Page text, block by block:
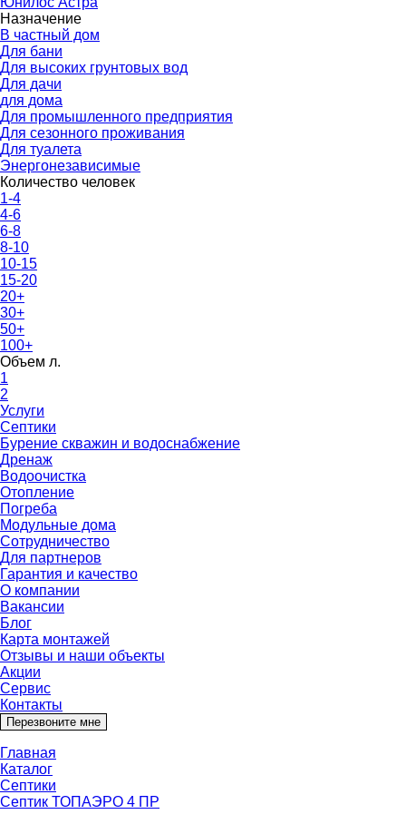
Назначение
В частный дом
Для бани
Для высоких грунтовых вод
Для дачи
для дома
Для промышленного предприятия
Для сезонного проживания
Для туалета
Энергонезависимые
Количество человек
1-4
4-6
6-8
8-10
10-15
15-20
20+
30+
50+
100+
Объем л.
1
2
Услуги
Септики
Бурение скважин и водоснабжение
Дренаж
Водоочистка
Отопление
Погреба
Модульные дома
Сотрудничество
Для партнеров
Гарантия и качество
О компании
Вакансии
Блог
Карта монтажей
Отзывы и наши объекты
Акции
Сервис
Контакты
Перезвоните мне
Главная
Каталог
Септики
Септик ТОПАЭРО 4 ПР